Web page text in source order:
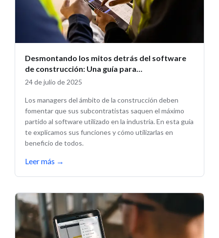
Desmontando los mitos detrás del software
de construcción: Una guía para
subcontratistas que se están iniciando en el
24 de julio de 2025
Los managers del ámbito de la construcción deben
fomentar que sus subcontratistas saquen el máximo
partido al software utilizado en la industria. En esta guía
te explicamos sus funciones y cómo utilizarlas en
beneficio de todos.
Leer más →